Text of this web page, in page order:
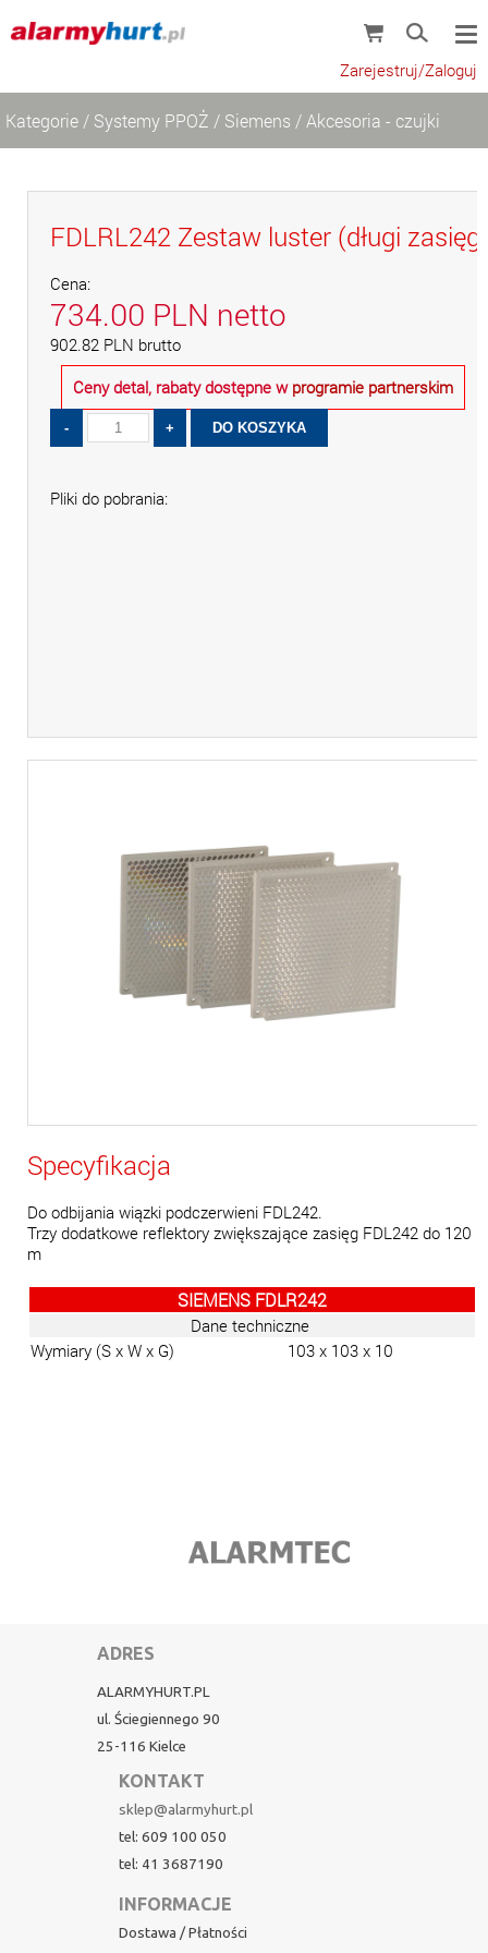
Zarejestruj/Zaloguj
Kategorie / Systemy PPOŻ / Siemens / Akcesoria - czujki
FDLRL242 Zestaw luster (długi zasięg)
Cena:
734.00 PLN netto
902.82 PLN brutto
Ceny detal, rabaty dostępne w programie partnerskim
Pliki do pobrania:
Specyfikacja
Do odbijania wiązki podczerwieni FDL242.
Trzy dodatkowe reflektory zwiększające zasięg FDL242 do 120
m
SIEMENS FDLR242
Dane techniczne
Wymiary (S x W x G)
103 x 103 x 10
ADRES
ALARMYHURT.PL
ul. Ściegiennego 90
25-116 Kielce
KONTAKT
sklep@alarmyhurt.pl
tel: 609 100 050
tel: 41 3687190
INFORMACJE
Dostawa / Płatności